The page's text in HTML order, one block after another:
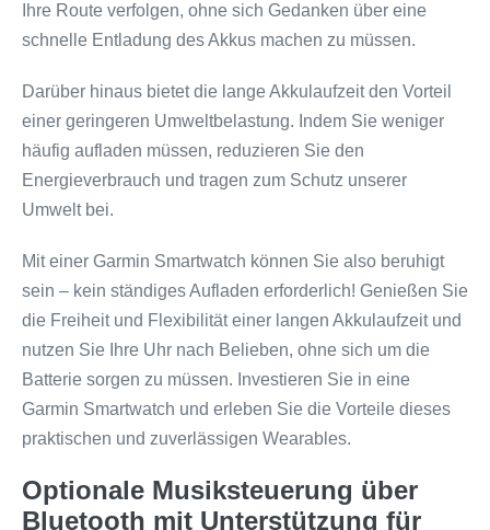
Ihre Route verfolgen, ohne sich Gedanken über eine
schnelle Entladung des Akkus machen zu müssen.
Darüber hinaus bietet die lange Akkulaufzeit den Vorteil
einer geringeren Umweltbelastung. Indem Sie weniger
häufig aufladen müssen, reduzieren Sie den
Energieverbrauch und tragen zum Schutz unserer
Umwelt bei.
Mit einer Garmin Smartwatch können Sie also beruhigt
sein – kein ständiges Aufladen erforderlich! Genießen Sie
die Freiheit und Flexibilität einer langen Akkulaufzeit und
nutzen Sie Ihre Uhr nach Belieben, ohne sich um die
Batterie sorgen zu müssen. Investieren Sie in eine
Garmin Smartwatch und erleben Sie die Vorteile dieses
praktischen und zuverlässigen Wearables.
Optionale Musiksteuerung über
Bluetooth mit Unterstützung für